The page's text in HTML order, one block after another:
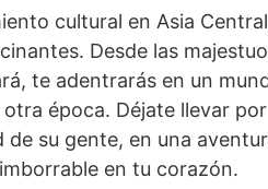
cultural en Asia
Desde las
te adentrarás en un
época. Déjate llevar
su gente, en una
en tu corazón.